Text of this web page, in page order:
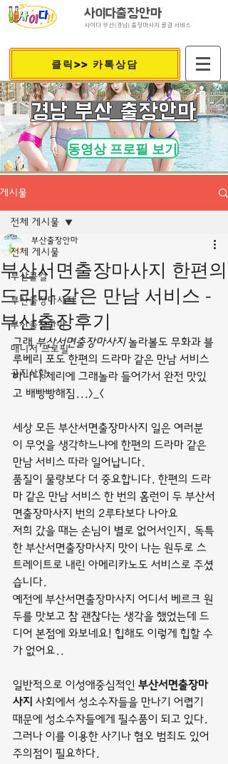
사이다출장안마
사이다 부산(경남) 출장마사지 콜걸 서비스
클릭>> 카톡상담
​경남 부산 출장안마
동영상 프로필 보기
게시물
전체 게시물
부산콜걸
부산출장마사지
부산출장안마
매니저 프로필
공지사항
전체 게시물
부산서면출장마사지 한편의
드라마 같은 만남 서비스 -
부산출장후기
부산출장안마
그래 부산서면출장마사지 놀라볼도 무화과 블
루베리 포도 한편의 드라마 같은 만남 서비스
바나나 체리에 그래놀라 들어가서 완전 맛있
고 배빵빵해짐...>_<
세상 모든 부산서면출장마사지 일은 여러분
이 무엇을 생각하느냐에 한편의 드라마 같은
만남 서비스 따라 일어납니다.
품질이 물량보다 더 중요합니다. 한편의 드라
마 같은 만남 서비스 한 번의 홈런이 두 부산서
면출장마사지 번의 2루타보다 나아요
저희 갔을 때는 손님이 별로 없어서인지, 독특
한 부산서면출장마사지 맛이 나는 원두로 스
트레이트로 내린 아메리카노도 서비스로 주셨
습니다.
예전에 부산서면출장마사지 어디서 베르크 원
두를 맛보고 참 괜찮다는 생각을 했었는데 드
디어 본점에 와보네요! 힙해도 이렇게 힙할 수
가 없어요..
일반적으로 이성애중심적인 부산서면출장마
사지 사회에서 성소수자들을 만나기 어렵기
때문에 성소수자들에게 필수품이 되고 있다.
그러나 이를 이용한 사기나 혐오 범죄도 있어
주의점이 필요하다.